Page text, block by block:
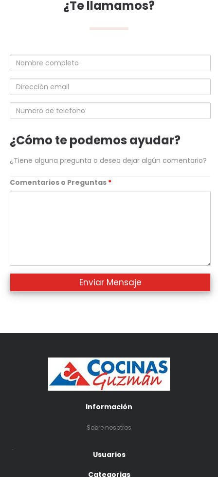
¿Te llamamos?
Nombre
completo
Dirección
email
Numero
de
¿Cómo te podemos ayudar?
¿Tiene alguna pregunta o desea dejar algún comentario?
Comentarios o Preguntas *
Información
Sobre nosotros
.
Usuarios
Categorias